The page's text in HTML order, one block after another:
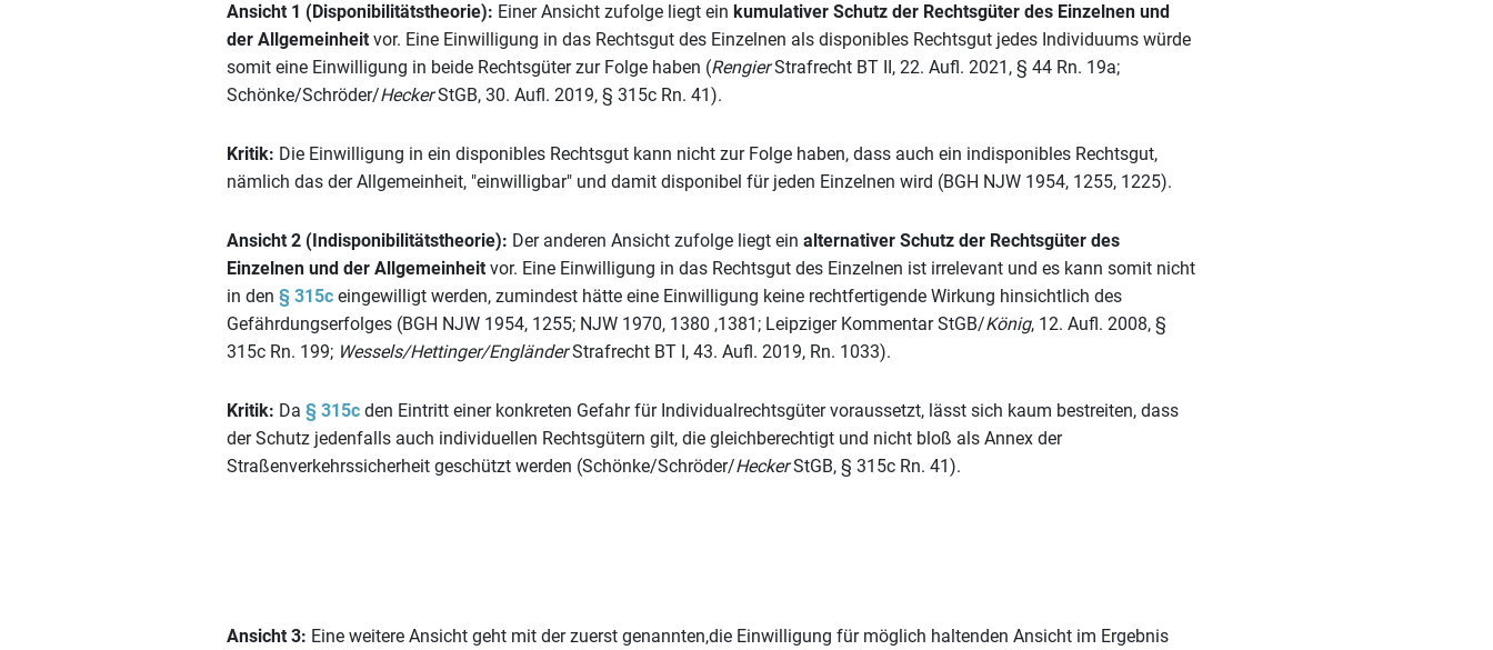
Ansicht 1 (Disponibilitätstheorie): Einer Ansicht zufolge liegt ein kumulativer Schutz der Rechtsgüter des Einzelnen und
der Allgemeinheit vor. Eine Einwilligung in das Rechtsgut des Einzelnen als disponibles Rechtsgut jedes Individuums würde
somit eine Einwilligung in beide Rechtsgüter zur Folge haben (RengierStrafrecht BT II, 22. Aufl. 2021, § 44 Rn. 19a;
Schönke/Schröder/HeckerStGB, 30. Aufl. 2019, § 315c Rn. 41).
Kritik: Die Einwilligung in ein disponibles Rechtsgut kann nicht zur Folge haben, dass auch ein indisponibles Rechtsgut,
nämlich das der Allgemeinheit, "einwilligbar" und damit disponibel für jeden Einzelnen wird (BGH NJW 1954, 1255, 1225).
Ansicht 2 (Indisponibilitätstheorie): Der anderen Ansicht zufolge liegt ein alternativer Schutz der Rechtsgüter des
Einzelnen und der Allgemeinheit vor. Eine Einwilligung in das Rechtsgut des Einzelnen ist irrelevant und es kann somit nicht
in den § 315c eingewilligt werden, zumindest hätte eine Einwilligung keine rechtfertigende Wirkung hinsichtlich des
Gefährdungserfolges (BGH NJW 1954, 1255; NJW 1970, 1380 ,1381; Leipziger Kommentar StGB/König, 12. Aufl. 2008, §
315c Rn. 199; Wessels/Hettinger/EngländerStrafrecht BT I, 43. Aufl. 2019, Rn. 1033).
Kritik: Da § 315c den Eintritt einer konkreten Gefahr für Individualrechtsgüter voraussetzt, lässt sich kaum bestreiten, dass
der Schutz jedenfalls auch individuellen Rechtsgütern gilt, die gleichberechtigt und nicht bloß als Annex der
Straßenverkehrssicherheit geschützt werden (Schönke/Schröder/HeckerStGB, § 315c Rn. 41).
Ansicht 3: Eine weitere Ansicht geht mit der zuerst genannten,die Einwilligung für möglich haltenden Ansicht im Ergebnis